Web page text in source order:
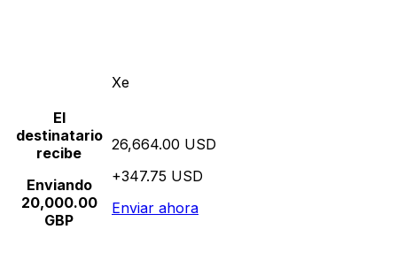
Xe
El
destinatario
recibe
Enviando
20,000.00
GBP
26,664.00 USD
+347.75 USD
Enviar ahora